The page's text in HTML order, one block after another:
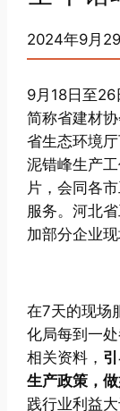
2024年9月
9月18日至
简称省建材
省生态环境
泥错峰生产
片，会同各
服务。河北
加部分企业现
在7天的现场
化局每到一
相关资料，
生产政策，做
践行业利益